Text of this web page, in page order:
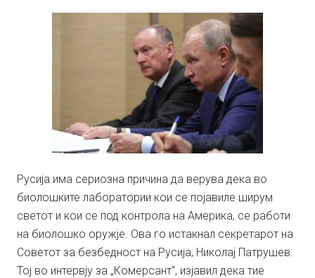
Русија има сериозна причина да верува дека во
биолошките лаборатории кои се појавиле ширум
светот и кои се под контрола на Америка, се работи
на биолошко оружје. Ова го истакнал секретарот на
Советот за безбедност на Русија, Николај Патрушев.
Тој во интервју за „Комерсант“, изјавил дека тие